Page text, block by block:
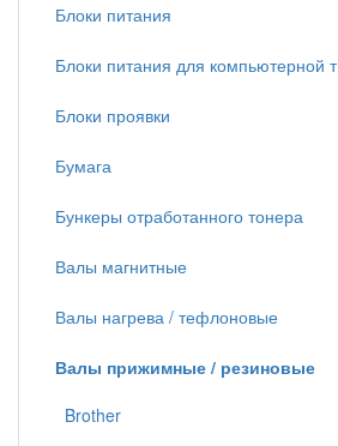
Блоки питания
Блоки питания для компьютерной т
Блоки проявки
Бумага
Бункеры отработанного тонера
Валы магнитные
Валы нагрева / тефлоновые
Валы прижимные / резиновые
Brother